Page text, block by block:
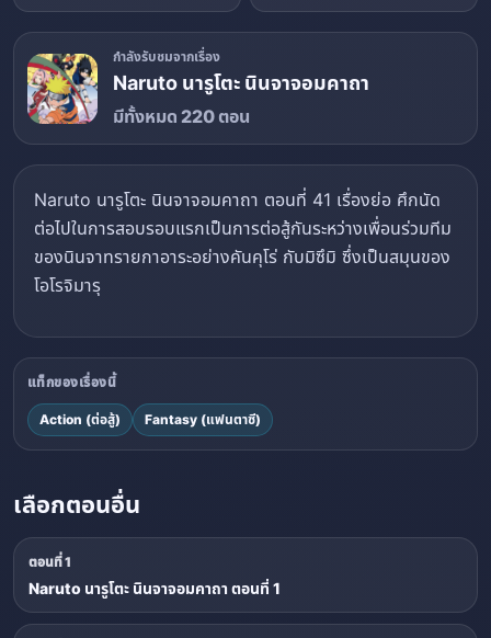
กำลังรับชมจากเรื่อง
Naruto นารูโตะ นินจาจอมคาถา
มีทั้งหมด 220 ตอน
Naruto นารูโตะ นินจาจอมคาถา ตอนที่ 41 เรื่องย่อ ศึกนัด
ต่อไปในการสอบรอบแรกเป็นการต่อสู้กันระหว่างเพื่อนร่วมทีม
ของนินจาทรายกาอาระอย่างคันคุโร่ กับมิซึมิ ซึ่งเป็นสมุนของ
โอโรจิมารุ
แท็กของเรื่องนี้
Action (ต่อสู้) Fantasy (แฟนตาซี)
เลือกตอนอื่น
ตอนที่ 1
Naruto นารูโตะ นินจาจอมคาถา ตอนที่ 1